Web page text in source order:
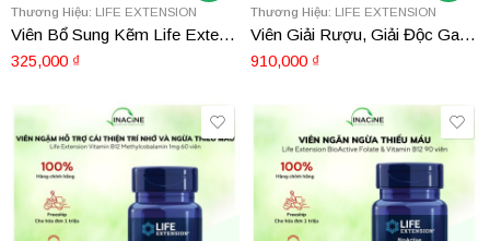
Thương Hiệu: LIFE EXTENSION
Viên Bổ Sung Kẽm Life Extension Zinc Caps
325,000 ₫
Thương Hiệu: LIFE EXTENSION
Viên Giải Rượu, Giải Độc Gan Life Extension Anti-Alcohol Complex 60 viên
910,000 ₫